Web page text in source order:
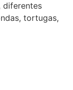
diferentes
tortugas,